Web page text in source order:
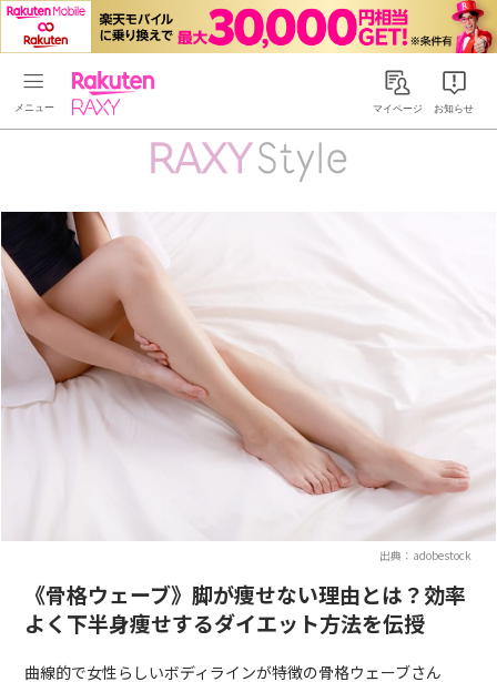
Rakuten RAXYマイページ お知らせ
出典：adobestock
《骨格ウェーブ》脚が痩せない理由とは？効率
よく下半身痩せするダイエット方法を伝授
曲線的で女性らしいボディラインが特徴の骨格ウェーブさん